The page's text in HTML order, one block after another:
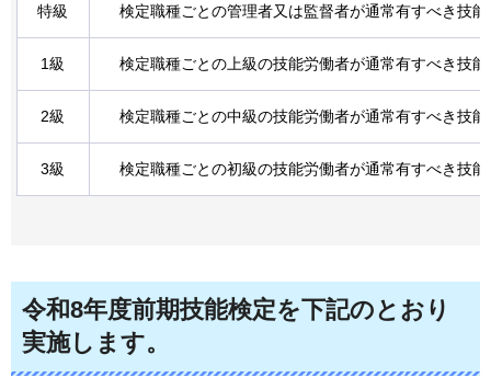
特級 検定職種ごとの管理者又は監督者が通常有すべき技
1級 検定職種ごとの上級の技能労働者が通常有すべき技
2級 検定職種ごとの中級の技能労働者が通常有すべき技
3級 検定職種ごとの初級の技能労働者が通常有すべき技
令和8年度前期技能検定を下記のとおり
実施します。